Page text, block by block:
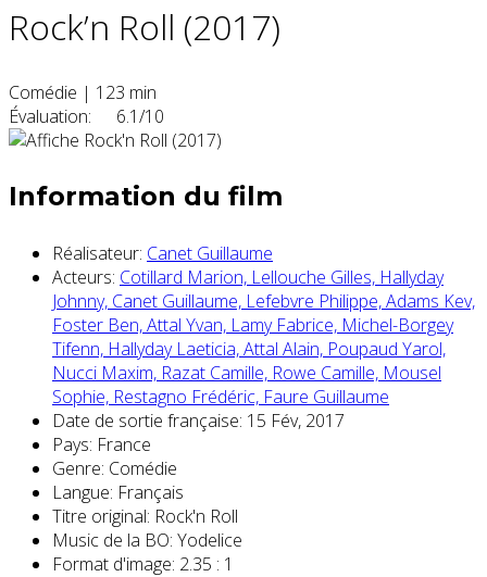
Rock’n Roll (2017)
Comédie | 123 min
Évaluation:
6.1/10
Information du film
Réalisateur: Canet Guillaume
Acteurs: Cotillard Marion, Lellouche Gilles, Hallyday
Johnny, Canet Guillaume, Lefebvre Philippe,Adams Kev,
Foster Ben,Attal Yvan, Lamy Fabrice, Michel-Borgey
Tifenn, Hallyday Laeticia,Attal Alain, Poupaud Yarol,
Nucci Maxim, Razat Camille, Rowe Camille, Mousel
Sophie, Restagno Frédéric, Faure Guillaume
Date de sortie française: 15 Fév, 2017
Pays: France
Genre: Comédie
Langue: Français
Titre original: Rock'n Roll
Music de la BO: Yodelice
Format d'image: 2.35 : 1